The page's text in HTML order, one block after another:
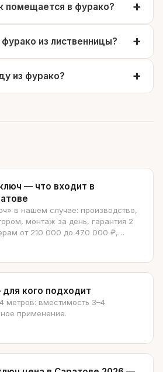
помещается в фурако?
из лиственницы?
из фурако?
— что входит в
в нашем случае: производство,
монтаж за день, гарантия 2
от 210 000 до 470 000 ₽,
— что чаще выбирают на
кого подходит
метров: вместимость 3–4
применение.